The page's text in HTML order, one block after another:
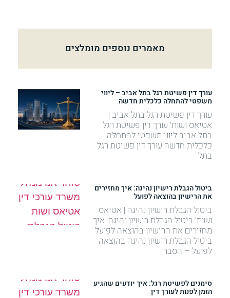
מאמרים נוספים מומלצים
עורך דין פשיטת רגל בתל אביב – ליווי
משפטי להתחלה כלכלית חדשה
עורך דין פשיטת רגל בתל אביב |
אטיאס ושות' עורך דין פשיטת רגל
בתל אביב ליווי משפטי להתחלה
כלכלית חדשה עורך דין פשיטת רגל
בתל
ביטול הגבלת רישיון נהיגה: איך מחזירים
את הרישיון בהוצאה לפועל
ביטול הגבלת רישיון נהיגה | אטיאס
ושות' ביטול הגבלת רישיון נהיגה: איך
מחזירים את הרישיון בהוצאה לפועל
ביטול הגבלת רישיון נהיגה בהוצאה
לפועל – הסבר
סימנים לפשיטת רגל: איך יודעים שהגיע
הזמן לפנות לעורך דין